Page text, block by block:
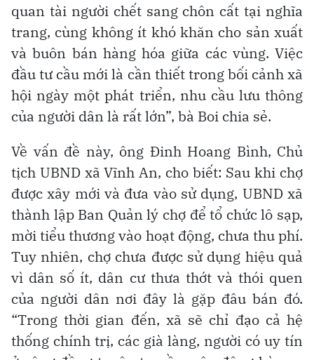
quan tài người chết sang chôn cất tại nghĩa
trang, cùng không ít khó khăn cho sản xuất
và buôn bán hàng hóa giữa các vùng. Việc
đầu tư cầu mới là cần thiết trong bối cảnh xã
hội ngày một phát triển, nhu cầu lưu thông
của người dân là rất lớn”, bà Boi chia sẻ.
Về vấn đề này, ông Đinh Hoang Bình, Chủ
tịch UBND xã Vĩnh An, cho biết: Sau khi chợ
được xây mới và đưa vào sử dụng, UBND xã
thành lập Ban Quản lý chợ để tổ chức lô sạp,
mời tiểu thương vào hoạt động, chưa thu phí.
Tuy nhiên, chợ chưa được sử dụng hiệu quả
vì dân số ít, dân cư thưa thớt và thói quen
của người dân nơi đây là gặp đâu bán đó.
“Trong thời gian đến, xã sẽ chỉ đạo cả hệ
thống chính trị, các già làng, người có uy tín